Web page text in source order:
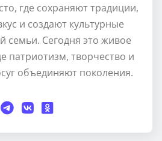
где сохраняют традиции,
и создают культурные
семьи. Сегодня это живое
патриотизм, творчество и
объединяют поколения.